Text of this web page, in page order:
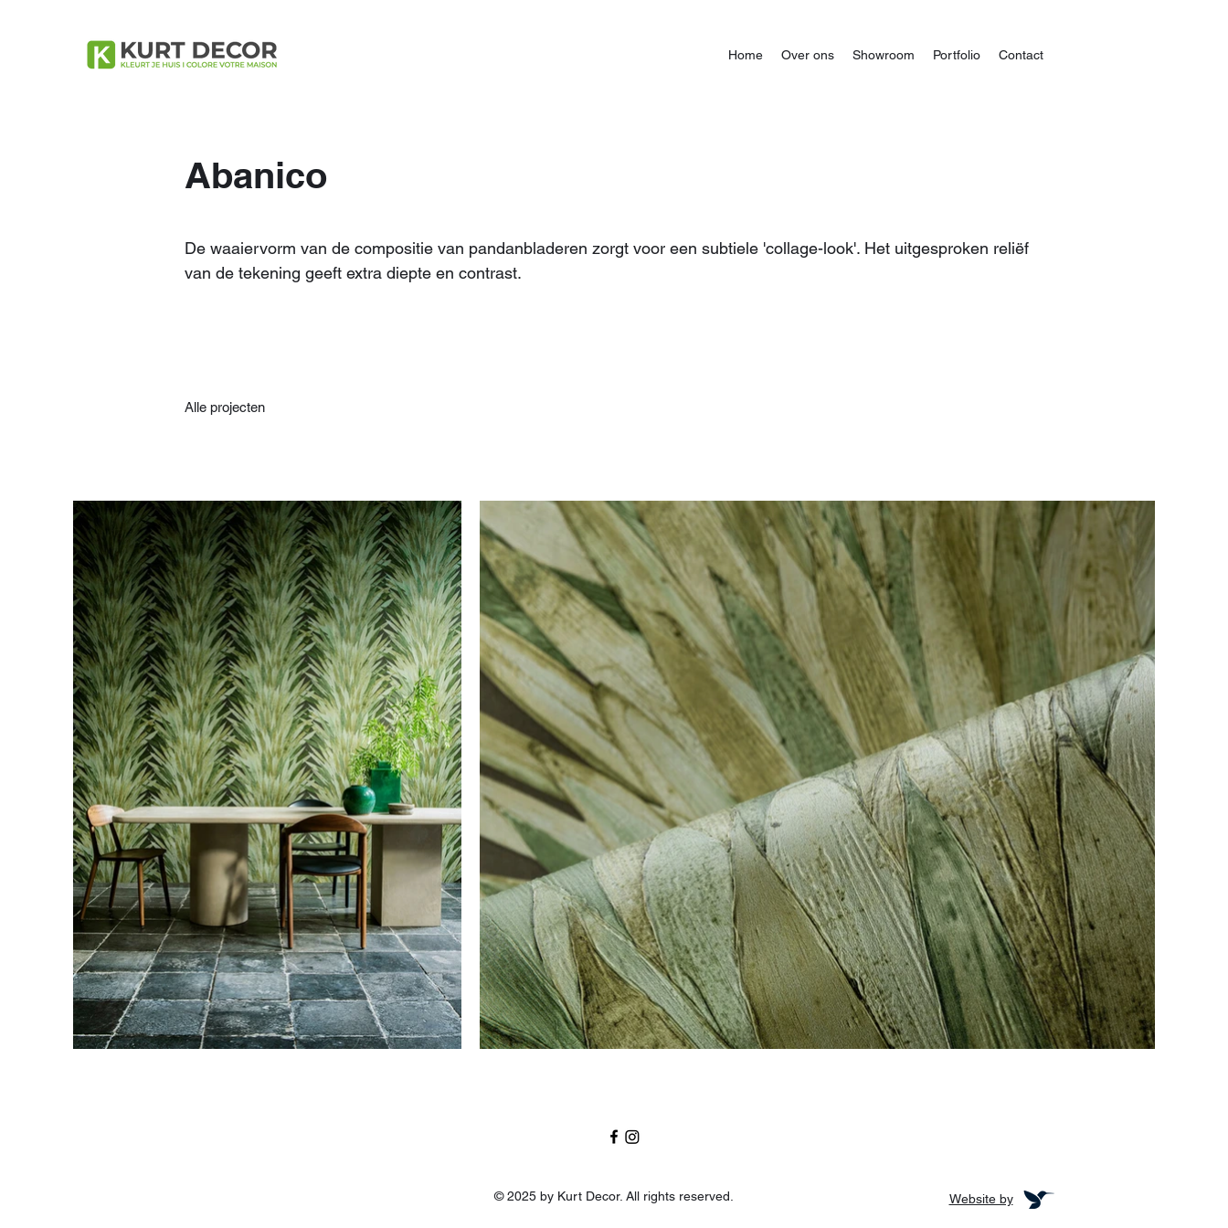
Home Over ons Showroom Portfolio Contact
Abanico
De waaiervorm van de compositie van pandanbladeren zorgt voor een subtiele 'collage-look'. Het uitgesproken reliëf
van de tekening geeft extra diepte en contrast.
Alle projecten
© 2025 by Kurt Decor. All rights reserved. Website by